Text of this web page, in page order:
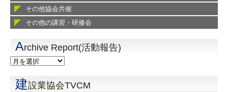
その他協会共催
その他の講習・研修会
Archive Report(活動報告)
建設業協会TVCM